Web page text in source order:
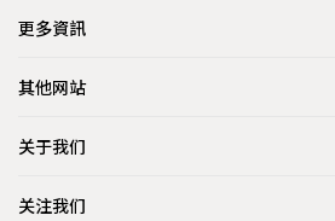
更多資訊
其他网站
关于我们
关注我们